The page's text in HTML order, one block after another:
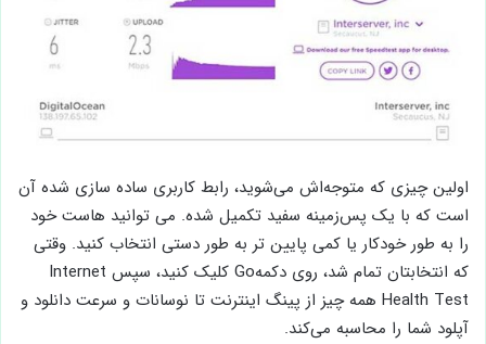
اولین چیزی که متوجه‌اش می‌شوید، رابط کاربری ساده سازی شده آن
است که با یک پس‌زمینه سفید تکمیل شده. می توانید هاست خود
را به طور خودکار یا کمی پایین تر به طور دستی انتخاب کنید. وقتی
که انتخابتان تمام شد، روی دکمهGo کلیک کنید، سپس Internet
Health Test همه چیز از پینگ اینترنت تا نوسانات و سرعت دانلود و
آپلود شما را محاسبه می‌کند.